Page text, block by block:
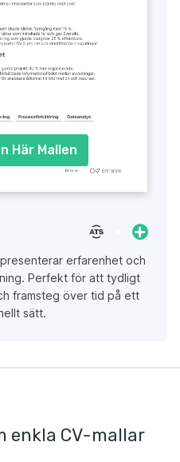
Här Mallen
erfarenhet och
Perfekt för att tydligt
framsteg över tid på ett
sätt.
enkla CV-mallar